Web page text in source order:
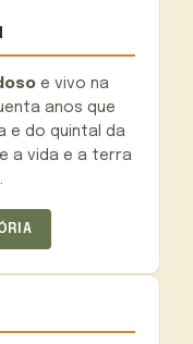
e vivo na
anos que
e do quintal da
a vida e a terra